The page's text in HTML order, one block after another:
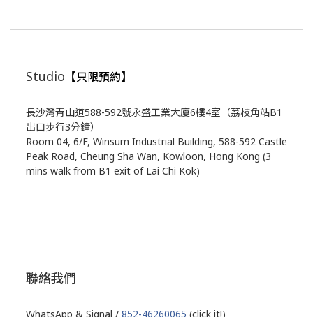
Studio 【只限預約】
長沙灣青山道588-592號永盛工業大廈6樓4室（荔枝角站B1
出口步行3分鐘）
Room 04, 6/F, Winsum Industrial Building, 588-592 Castle
Peak Road, Cheung Sha Wan, Kowloon, Hong Kong (3
mins walk from B1 exit of Lai Chi Kok)
聯絡我們
WhatsApp & Signal / 852-46260065 (click it!)